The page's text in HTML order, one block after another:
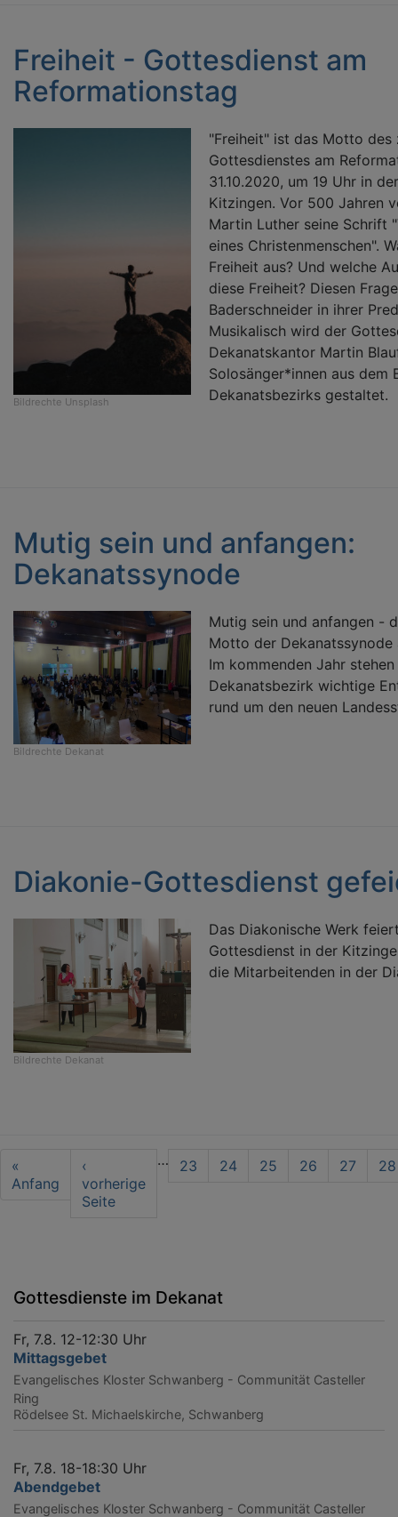
Freiheit - Gottesdienst am
Reformationstag
Bildrechte Unsplash
"Freiheit" ist das Motto des
Gottesdienstes am
31.10.2020, um 19 Uhr in
Kitzingen. Vor 500 Jahren
Martin Luther seine Schrift
eines Christenmenschen".
Freiheit aus? Und welche
diese Freiheit? Diesen
Baderschneider in ihrer
Musikalisch wird der
Dekanatskantor Martin
Solosänger*innen aus dem
Dekanatsbezirks gestaltet.
Mutig sein und anfangen:
Dekanatssynode
Bildrechte Dekanat
Mutig sein und anfangen -
Motto der Dekanatssynode
Im kommenden Jahr
Dekanatsbezirk wichtige
rund um den neuen
Diakonie-Gottesdienst
Bildrechte Dekanat
Das Diakonische Werk
Gottesdienst in der
die Mitarbeitenden in der
Seitennummerierung
First
page
«
Anfang
Vorherige
Seite
‹
vorherige
Seite
… Seite
23 Seite
24 Seite
25 Seite
26 Seite
27 28
Gottesdienste im Dekanat
Fr, 7.8. 12-12:30 Uhr
Mittagsgebet
Evangelisches Kloster Schwanberg - Communität Casteller
Ring
Rödelsee St. Michaelskirche, Schwanberg
Fr, 7.8. 18-18:30 Uhr
Abendgebet
Evangelisches Kloster Schwanberg - Communität Casteller